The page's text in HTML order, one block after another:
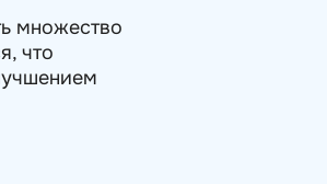
множество
что